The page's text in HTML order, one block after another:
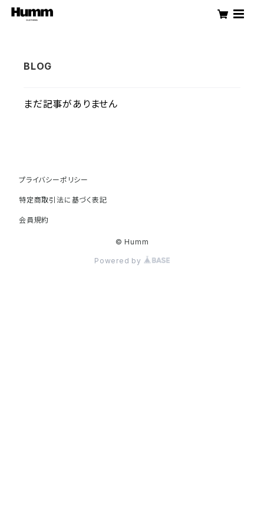
まだ記事がありません
プライバシーポリシー
特定商取引法に基づく表記
会員規約
© Humm
Powered by